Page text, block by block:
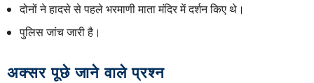
दोनों ने हादसे से पहले भरमाणी माता मंदिर में दर्शन किए थे।
पुलिस जांच जारी है।
अक्सर पूछे जाने वाले प्रश्न